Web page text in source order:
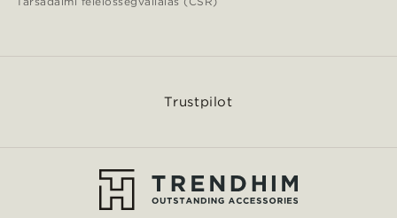
Trustpilot